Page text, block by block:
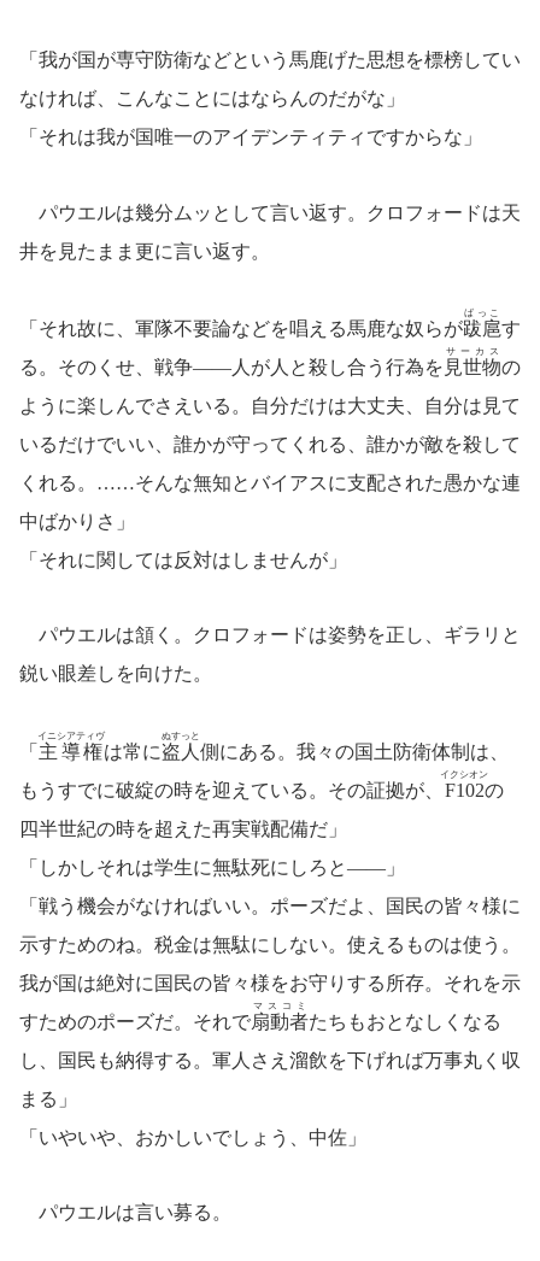
「我が国が専守防衛などという馬鹿げた思想を標榜してい
なければ、こんなことにはならんのだがな」
「それは我が国唯一のアイデンティティですからな」
パウエルは幾分ムッとして言い返す。クロフォードは天
井を見たまま更に言い返す。
「それ故に、軍隊不要論などを唱える馬鹿な奴らが跋扈
ばっこ
す
る。そのくせ、戦争――人が人と殺し合う行為を 見世物
サーカス
の
ように楽しんでさえいる。自分だけは大丈夫、自分は見て
いるだけでいい、誰かが守ってくれる、誰かが敵を殺して
くれる。……そんな無知とバイアスに支配された愚かな連
中ばかりさ」
「それに関しては反対はしませんが」
パウエルは頷く。クロフォードは姿勢を正し、ギラリと
鋭い眼差しを向けた。
「 主導権
イニシアティヴ
は常に盗人
ぬすっと
側にある。我々の国土防衛体制は、
もうすでに破綻の時を迎えている。その証拠が、 F102
イクシオン
の
四半世紀の時を超えた再実戦配備だ」
「しかしそれは学生に無駄死にしろと――」
「戦う機会がなければいい。ポーズだよ、国民の皆々様に
示すためのね。税金は無駄にしない。使えるものは使う。
我が国は絶対に国民の皆々様をお守りする所存。それを示
すためのポーズだ。それで扇動者
マスコミ
たちもおとなしくなる
し、国民も納得する。軍人さえ溜飲を下げれば万事丸く収
まる」
「いやいや、おかしいでしょう、中佐」
パウエルは言い募る。